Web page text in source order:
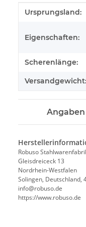
Wert
Ursprungsland:
Eigenschaften:
Scherenlänge:
Versandgewicht:
Robuso
Gleisdreiceck 13
Nordrhein-Westfalen
Solingen, Deutschland,
info@robuso.de
https://www.robuso.de